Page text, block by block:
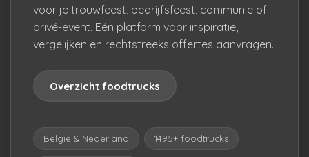
voor je trouwfeest, bedrijfsfeest, communie of
privé-event. Eén platform voor inspiratie,
vergelijken en rechtstreeks offertes aanvragen.
Overzicht foodtrucks
België & Nederland 1495+ foodtrucks